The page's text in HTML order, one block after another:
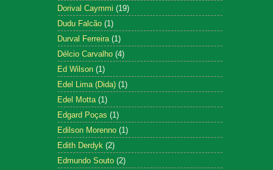
Dorival Caymmi (19)
Dudu Falcão (1)
Durval Ferreira (1)
Délcio Carvalho (4)
Ed Wilson (1)
Edel Lima (Dida) (1)
Edel Motta (1)
Edgard Poças (1)
Edilson Morenno (1)
Edith Derdyk (2)
Edmundo Souto (2)